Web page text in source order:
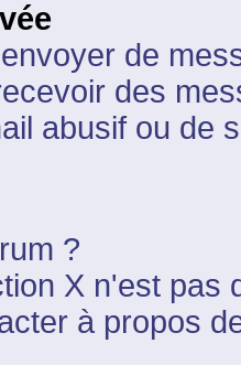
de
des
abusif ou de
?
X n'est pas
à propos